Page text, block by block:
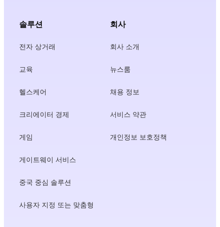
솔루션
전자 상거래
교육
헬스케어
크리에이터 경제
게임
게이트웨이 서비스
중국 중심 솔루션
사용자 지정 또는 맞춤형
회사
회사 소개
뉴스룸
채용 정보
서비스 약관
개인정보 보호정책